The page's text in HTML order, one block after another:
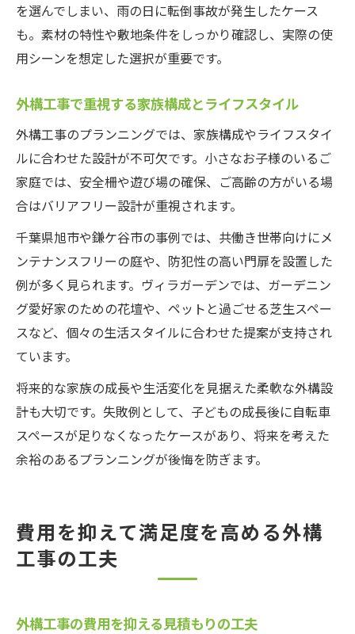
を選んでしまい、雨の日に転倒事故が発生したケース
も。素材の特性や敷地条件をしっかり確認し、実際の使
用シーンを想定した選択が重要です。
外構工事で重視する家族構成とライフスタイル
外構工事のプランニングでは、家族構成やライフスタイ
ルに合わせた設計が不可欠です。小さなお子様のいるご
家庭では、安全柵や遊び場の確保、ご高齢の方がいる場
合はバリアフリー設計が重視されます。
千葉県旭市や鎌ケ谷市の事例では、共働き世帯向けにメ
ンテナンスフリーの庭や、防犯性の高い門扉を設置した
例が多く見られます。ヴィラガーデンでは、ガーデニン
グ愛好家のための花壇や、ペットと過ごせる芝生スペー
スなど、個々の生活スタイルに合わせた提案が支持され
ています。
将来的な家族の成長や生活変化を見据えた柔軟な外構設
計も大切です。失敗例として、子どもの成長後に自転車
スペースが足りなくなったケースがあり、将来を考えた
余裕のあるプランニングが後悔を防ぎます。
費用を抑えて満足度を高める外構
工事の工夫
外構工事の費用を抑える見積もりの工夫